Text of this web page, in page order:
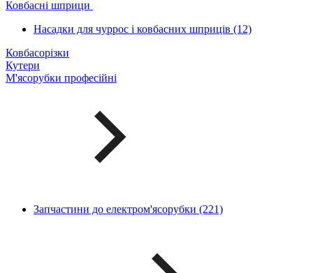
Ковбасні шприци
Насадки для чуррос і ковбасних шприців (12)
Ковбасорізки
Кутери
М'ясорубки професійні
Запчастини до електром'ясорубки (221)